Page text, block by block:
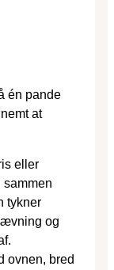
én pande
at
eller
sammen
tykner
og
ovnen, bred